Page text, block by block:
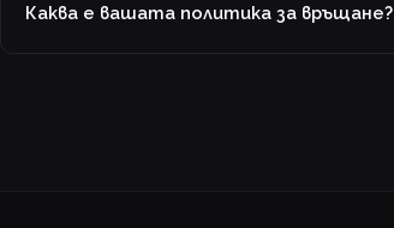
Каква е вашата политика за връщане?